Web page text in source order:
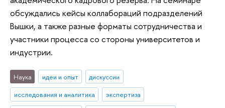
обсуждались кейсы коллабораций подразделений
Вышки, а также разные форматы сотрудничества и
участники процесса со стороны университетов и
индустрии.
Наука идеи и опыт
дискуссии
исследования и аналитика
экспертиза